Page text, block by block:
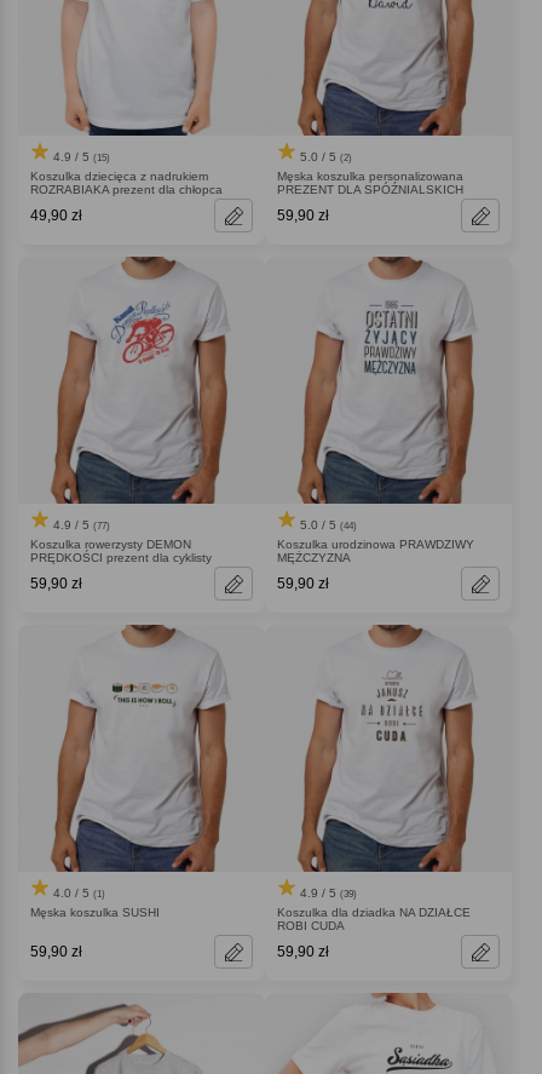
4.9 / 5 (15)
Koszulka dziecięca z nadrukiem
ROZRABIAKA prezent dla chłopca
49,90 zł
5.0 / 5 (2)
Męska koszulka personalizowana
PREZENT DLA SPÓŹNIALSKICH
59,90 zł
4.9 / 5 (77)
Koszulka rowerzysty DEMON
PRĘDKOŚCI prezent dla cyklisty
59,90 zł
5.0 / 5 (44)
Koszulka urodzinowa PRAWDZIWY
MĘŻCZYZNA
59,90 zł
4.0 / 5 (1)
Męska koszulka SUSHI
59,90 zł
4.9 / 5 (39)
Koszulka dla dziadka NA DZIAŁCE
ROBI CUDA
59,90 zł